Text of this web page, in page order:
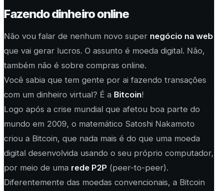
Fazendo dinheiro online
Não vou falar de nenhum novo super negócio na web
que vai gerar lucros. O assunto é moeda digital. Não,
também não é sobre compras online.
Você sabia que tem gente por ai fazendo transações
com um dinheiro virtual? É a Bitcoin!
Logo após a crise mundial que afetou boa parte do
mundo em 2009, o matemático Satoshi Nakamoto
criou a Bitcoin, que nada mais é do que uma moeda
digital desenvolvida usando o seu próprio computador,
por meio de uma rede P2P (peer-to-peer).
Diferentemente das moedas convencionais, a Bitcoin